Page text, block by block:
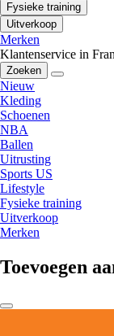
Fysieke training
Uitverkoop
Merken
Klantenservice in
Zoeken
Nieuw
Kleding
Schoenen
NBA
Ballen
Uitrusting
Sports US
Lifestyle
Fysieke training
Uitverkoop
Merken
Toevoegen